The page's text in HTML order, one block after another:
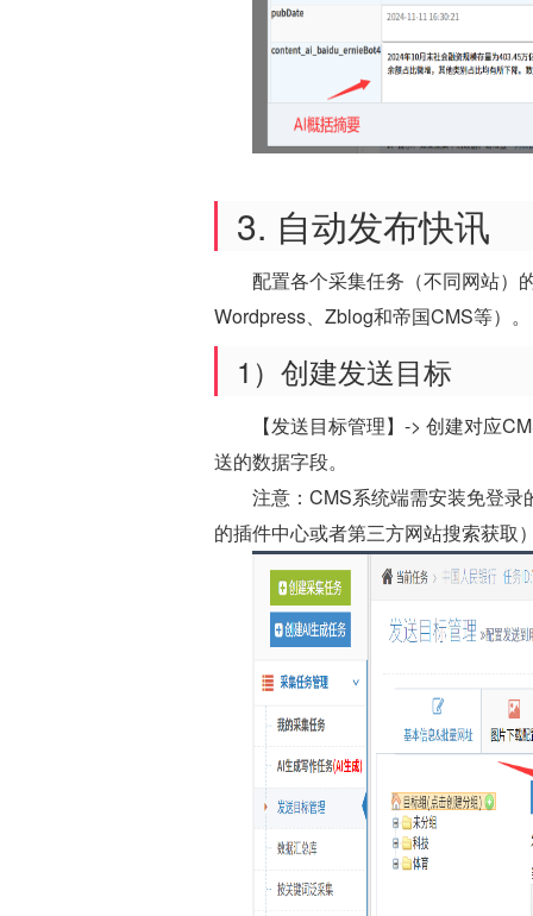
3. 自动发布快讯
配置各个采集任务（不同网站）
Wordpress、Zblog和帝国CMS等）。
1）创建发送目标
【发送目标管理】-> 创建对应
送的数据字段。
注意：CMS系统端需安装免登
的插件中心或者第三方网站搜索获取